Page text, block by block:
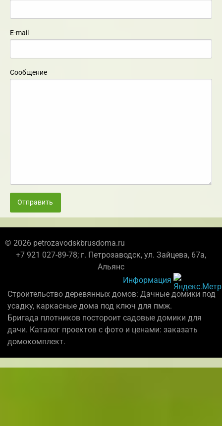
E-mail
Сообщение
Отправить
© 2026 petrozavodskbrusdoma.ru
+7 921 027-89-78; г. Петрозаводск, ул. Зайцева, 67а,
Альянс
Информация
Строительство деревянных домов: Дачные домики под
усадку, каркасные дома под ключ для пмж.
Бригада плотников постороит садовые домики для
дачи. Каталог проектов с фото и ценами: заказать
домокомплект.